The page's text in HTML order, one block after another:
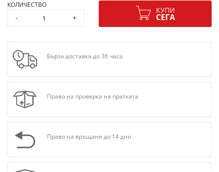
КОЛИЧЕСТВО
-
+
КУПИ
СЕГА
Бърза доставка до 36 часа
Право на проверка на пратката
Право на връщане до 14 дни